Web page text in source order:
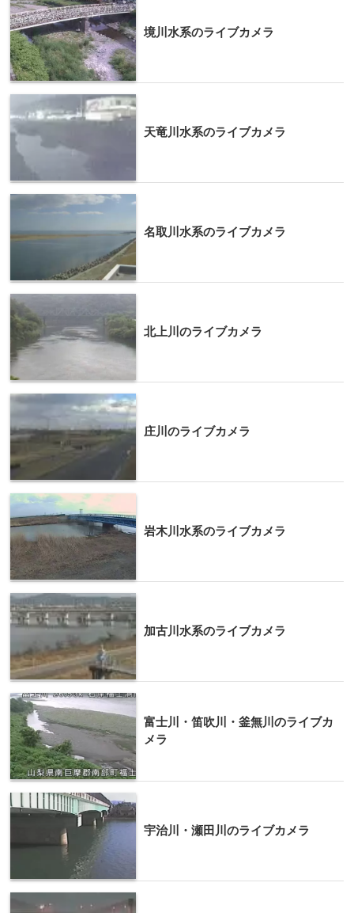
境川水系のライブカメラ
天竜川水系のライブカメラ
名取川水系のライブカメラ
北上川のライブカメラ
庄川のライブカメラ
岩木川水系のライブカメラ
加古川水系のライブカメラ
富士川・笛吹川・釜無川のライブカ
メラ
宇治川・瀬田川のライブカメラ